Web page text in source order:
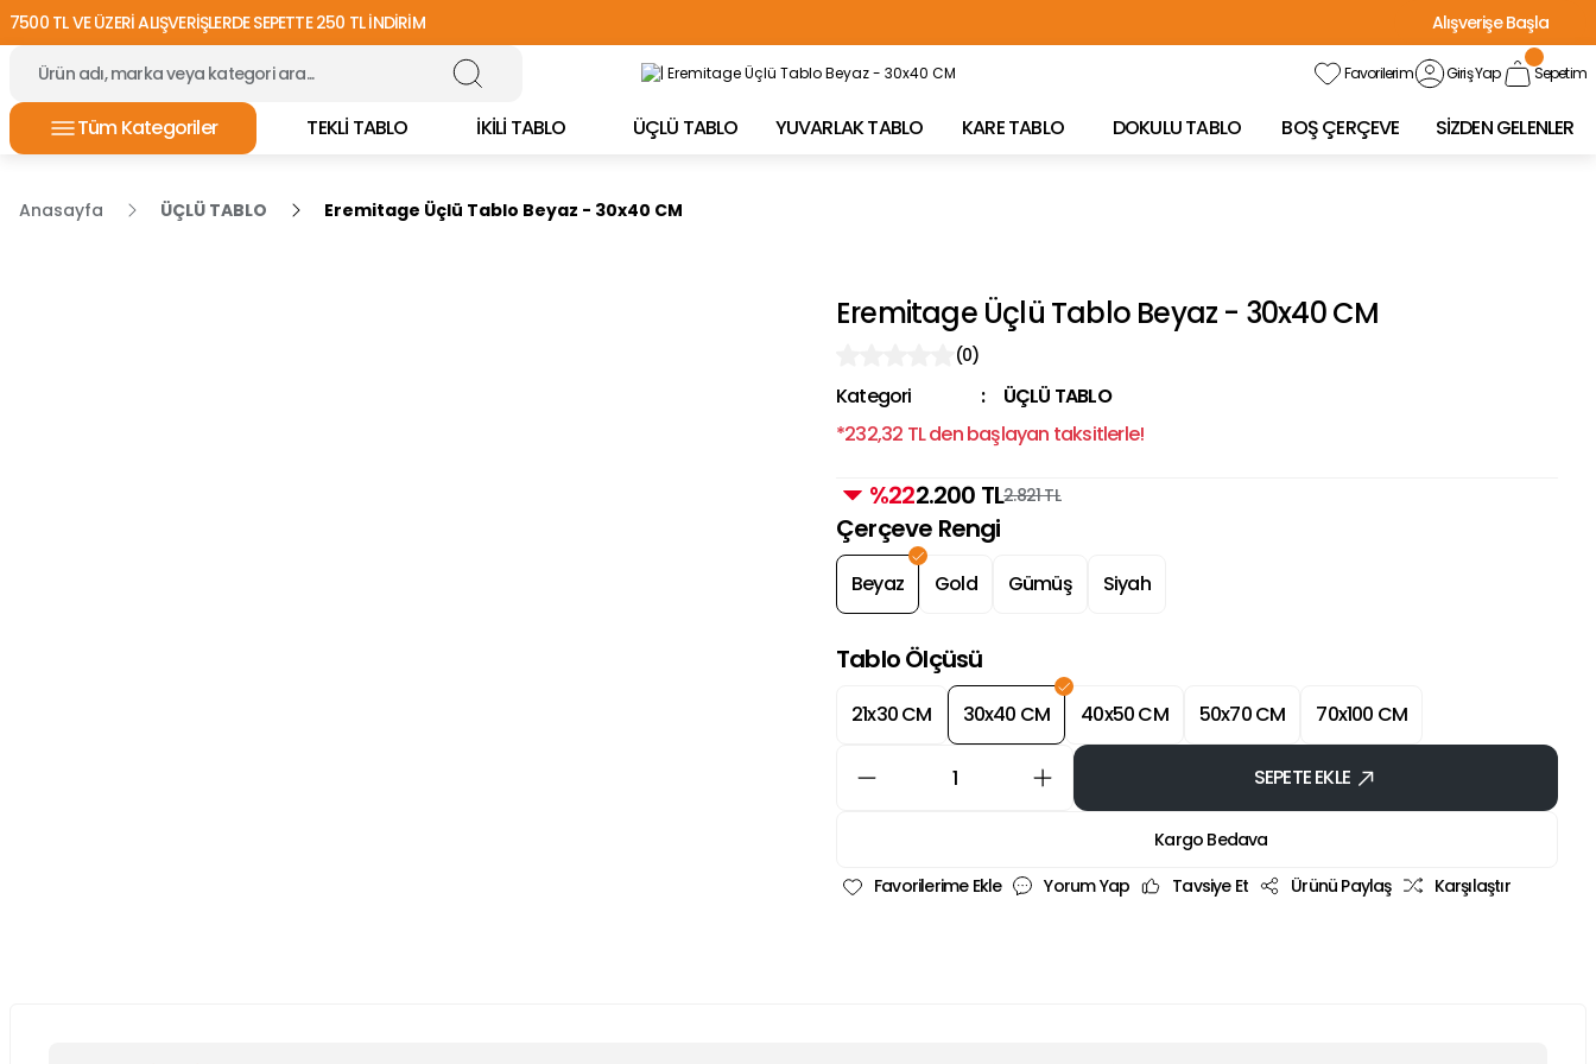
7500 TL VE ÜZERİ ALIŞVERİŞLERDE SEPETTE 250 TL İNDİRİM
Alışverişe Başla
TÜRKİYE'NİN HER YERİNE ÜCRETSİZ KARGO!
Favorilerim Giriş Yap Sepetim
Tüm Kategoriler TEKLİ TABLO İKİLİ TABLO ÜÇLÜ TABLO YUVARLAK TABLO KARE TABLO DOKULU TABLO BOŞ ÇERÇEVE SİZDEN GELENLER
Anasayfa ÜÇLÜ TABLO Eremitage Üçlü Tablo Beyaz - 30x40 CM
Eremitage Üçlü Tablo Beyaz - 30x40 CM
(0)
Kategori
ÜÇLÜ TABLO
*232,32 TL den başlayan taksitlerle!
%222.200 TL2.821 TL
Çerçeve Rengi
Beyaz Gold Gümüş Siyah
Tablo Ölçüsü
21x30 CM 30x40 CM 40x50 CM 50x70 CM 70x100 CM
SEPETE EKLE
Kargo Bedava
Yorum Yap
Tavsiye Et Ürünü Paylaş Karşılaştır